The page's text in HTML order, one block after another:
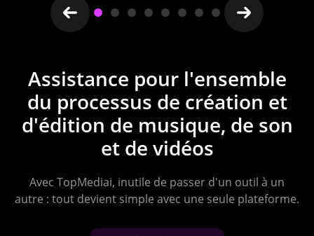
Assistance pour l'ensemble
du processus de création et
d'édition de musique, de son
et de vidéos
Avec TopMediai, inutile de passer d'un outil à un
autre : tout devient simple avec une seule plateforme.